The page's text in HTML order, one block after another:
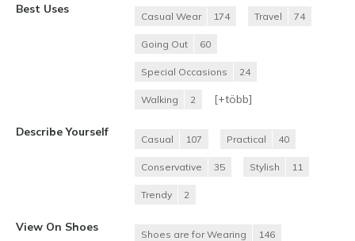
Best Uses
Casual Wear 174 Travel 74
Going Out 60
Special Occasions 24
Walking 2 [+több]
Describe Yourself
Casual 107 Practical 40
Conservative 35 Stylish 11
Trendy 2
View On Shoes
Shoes are for Wearing 146